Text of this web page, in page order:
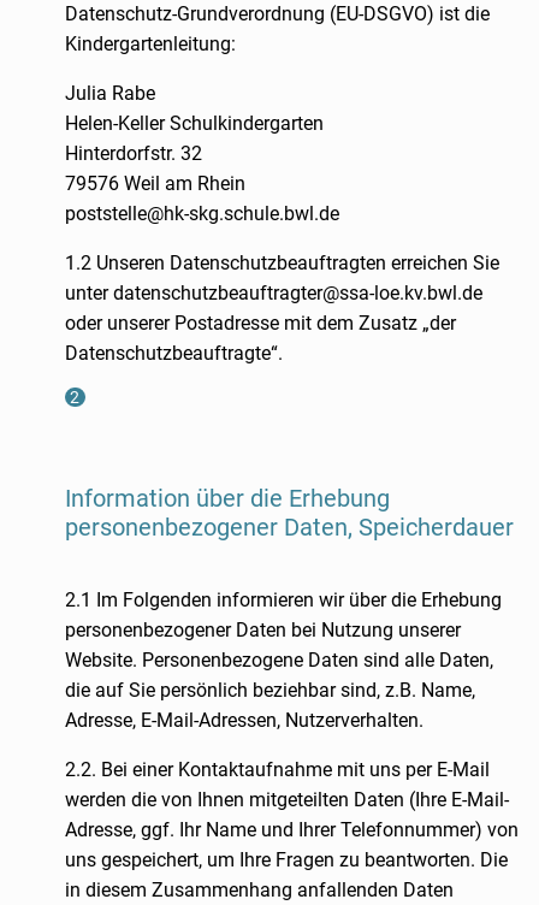
Datenschutz-Grundverordnung (EU-DSGVO) ist die
Kindergartenleitung:
Julia Rabe
Helen-Keller Schulkindergarten
Hinterdorfstr. 32
79576 Weil am Rhein
poststelle@hk-skg.schule.bwl.de
1.2 Unseren Datenschutzbeauftragten erreichen Sie
unter datenschutzbeauftragter@ssa-loe.kv.bwl.de
oder unserer Postadresse mit dem Zusatz „der
Datenschutzbeauftragte“.
Information über die Erhebung
personenbezogener Daten, Speicherdauer
2.1 Im Folgenden informieren wir über die Erhebung
personenbezogener Daten bei Nutzung unserer
Website. Personenbezogene Daten sind alle Daten,
die auf Sie persönlich beziehbar sind, z.B. Name,
Adresse, E-Mail-Adressen, Nutzerverhalten.
2.2. Bei einer Kontaktaufnahme mit uns per E-Mail
werden die von Ihnen mitgeteilten Daten (Ihre E-Mail-
Adresse, ggf. Ihr Name und Ihrer Telefonnummer) von
uns gespeichert, um Ihre Fragen zu beantworten. Die
in diesem Zusammenhang anfallenden Daten